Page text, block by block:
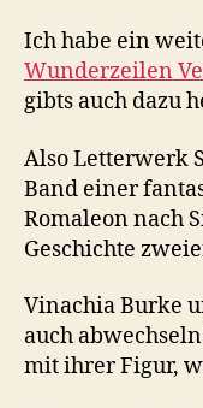
Ich habe ein
Wunderzeilen
gibts auch dazu
Also Letterwerk
Band einer
Romaleon nach
Geschichte
Vinachia Burke
auch
mit ihrer Figur,